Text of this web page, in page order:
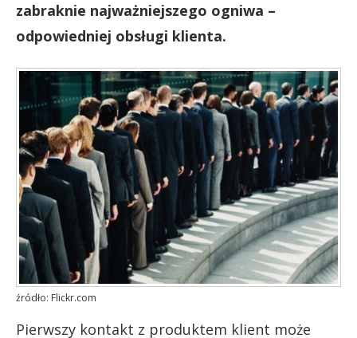
zabraknie najważniejszego ogniwa –
odpowiedniej obsługi klienta.
źródło: Flickr.com
Pierwszy kontakt z produktem klient może